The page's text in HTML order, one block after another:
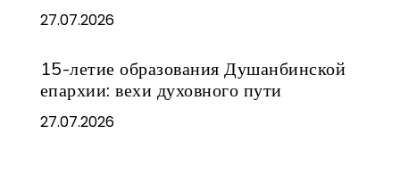
27.07.2026
15-летие образования Душанбинской
епархии: вехи духовного пути
27.07.2026